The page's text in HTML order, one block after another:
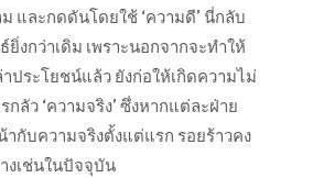
และกดดันโดยใช้ ‘ความดี’ นี่กลับ
งกว่าเดิม เพราะนอกจากจะทำให้
าประโยชน์แล้ว ยังก่อให้เกิดความไม่
กลัว ‘ความจริง’ ซึ่งหากแต่ละฝ่าย
กับความจริงตั้งแต่แรก รอยร้าวคง
งเช่นในปัจจุบัน